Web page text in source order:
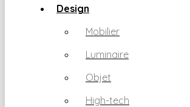
Design
Mobilier
Luminaire
Objet
High-tech